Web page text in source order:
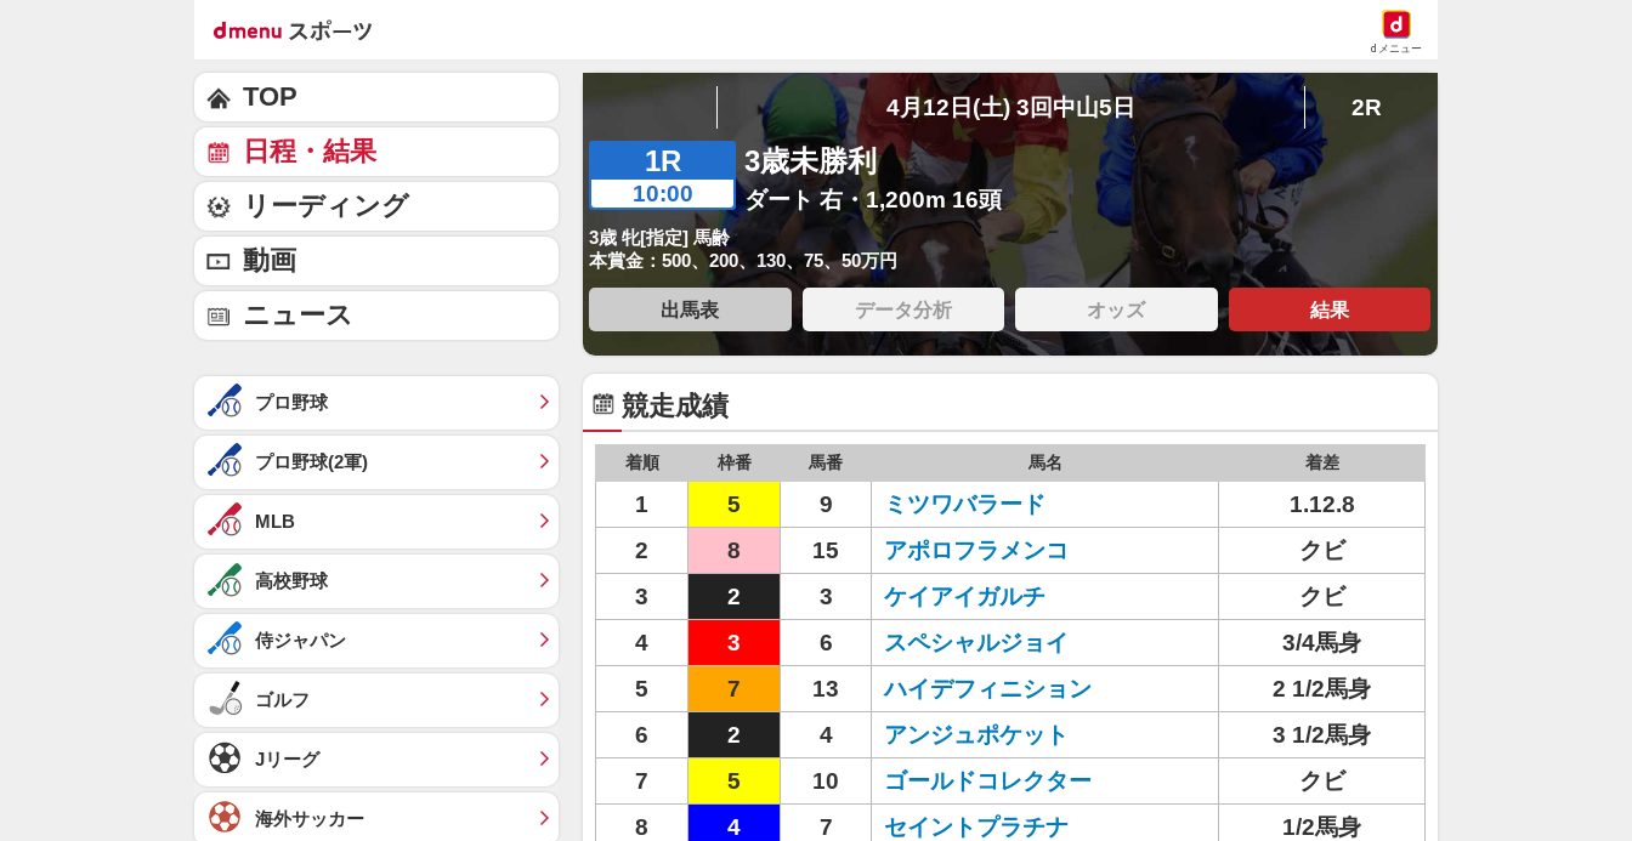
dメニュー
4月12日(土) 3回中山5日 2R
1R
10:00
3歳未勝利
ダート 右・1,200m 16頭
3歳 牝[指定] 馬齢
本賞金：500、200、130、75、50万円
出馬表 データ分析 オッズ 結果
競走成績
着順 枠番 馬番 馬名 着差
1 5 9 ミツワバラード
1.12.8
2
8 15 アポロフラメンコ
クビ
3
2 3 ケイアイガルチ
クビ
4
3 6 スペシャルジョイ
3/4馬身
5
7 13 ハイデフィニション
2 1/2馬身
6
2 4 アンジュポケット
3 1/2馬身
7
5 10 ゴールドコレクター
クビ
8
4 7 セイントプラチナ
1/2馬身
TOP
日程・結果
リーディング
動画
ニュース
プロ野球
プロ野球(2軍)
MLB
高校野球
侍ジャパン
ゴルフ
Jリーグ
海外サッカー